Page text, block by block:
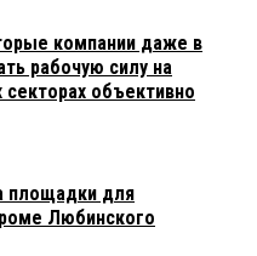
компании даже в
рабочую силу на
секторах объективно
площадки для
Любинского